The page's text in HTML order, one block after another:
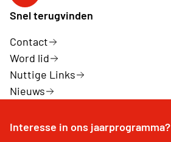
Snel terugvinden
Contact
Word lid
Nuttige Links
Nieuws
Interesse in ons jaarprogramma?